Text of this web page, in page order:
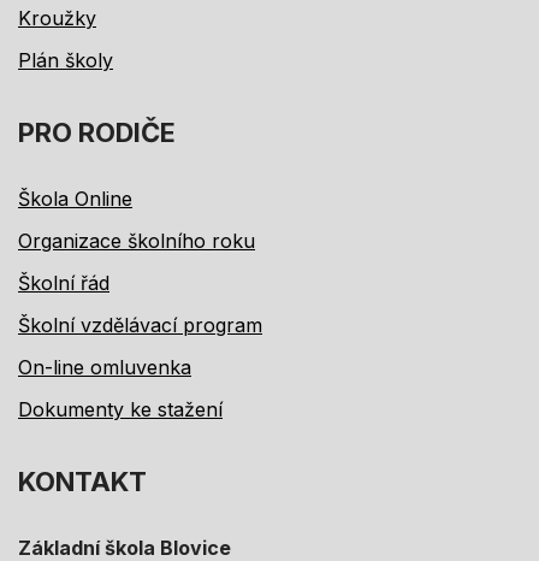
Kroužky
Plán školy
PRO RODIČE
Škola Online
Organizace školního roku
Školní řád
Školní vzdělávací program
On-line omluvenka
Dokumenty ke stažení
KONTAKT
Základní škola Blovice